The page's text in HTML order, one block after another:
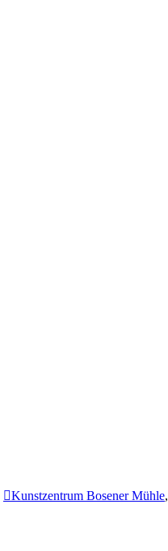
Kunstzentrum Bosener Mühle,